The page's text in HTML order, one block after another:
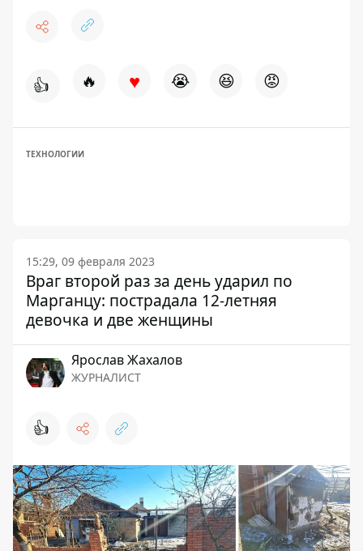
👍 🔥 ♥ 😭 😆 😡
ТЕХНОЛОГИИ
15:29, 09 февраля 2023
Враг второй раз за день ударил по
Марганцу: пострадала 12-летняя
девочка и две женщины
Ярослав Жахалов
ЖУРНАЛИСТ
👍